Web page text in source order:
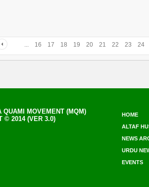
... 16 17 18 19 20 21 22 23 24
QUAMI MOVEMENT (MQM)
© 2014 (VER 3.0)
HOME
ALTAF
NEWS
URDU
EVENTS